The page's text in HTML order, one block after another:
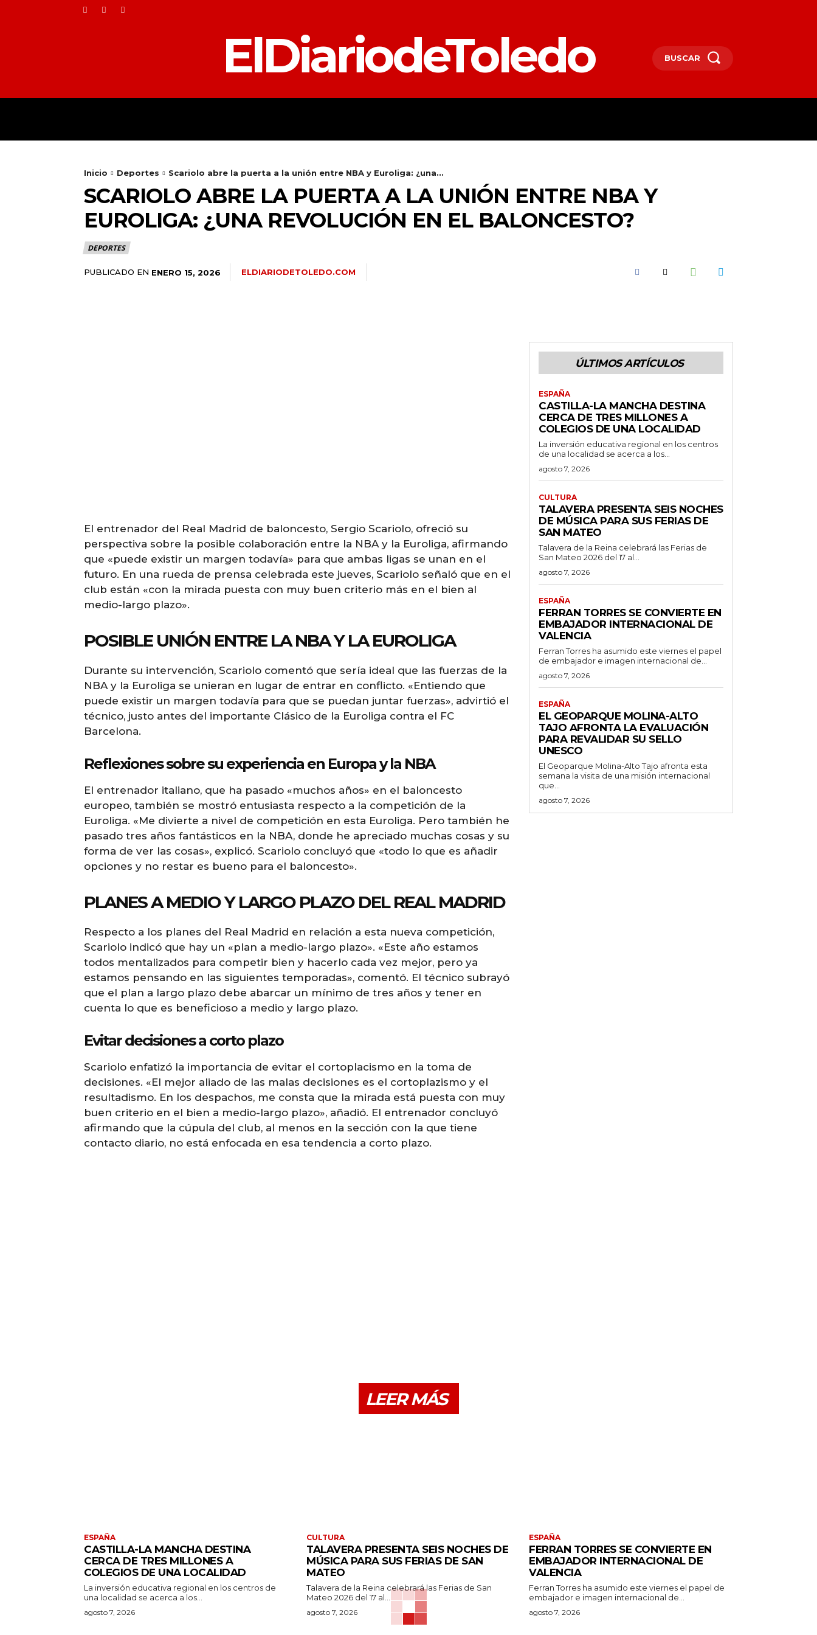
ElDiariodeToledo BUSCAR
Inicio Deportes Scariolo abre la puerta a la unión entre NBA y Euroliga: ¿una...
SCARIOLO ABRE LA PUERTA A LA UNIÓN ENTRE NBA Y
EUROLIGA: ¿UNA REVOLUCIÓN EN EL BALONCESTO?
DEPORTES
PUBLICADO EN ENERO 15, 2026 ELDIARIODETOLEDO.COM
El entrenador del Real Madrid de baloncesto, Sergio Scariolo, ofreció su
perspectiva sobre la posible colaboración entre la NBA y la Euroliga, afirmando
que «puede existir un margen todavía» para que ambas ligas se unan en el
futuro. En una rueda de prensa celebrada este jueves, Scariolo señaló que en el
club están «con la mirada puesta con muy buen criterio más en el bien al
medio-largo plazo».
POSIBLE UNIÓN ENTRE LA NBA Y LA EUROLIGA
Durante su intervención, Scariolo comentó que sería ideal que las fuerzas de la
NBA y la Euroliga se unieran en lugar de entrar en conflicto. «Entiendo que
puede existir un margen todavía para que se puedan juntar fuerzas», advirtió el
técnico, justo antes del importante Clásico de la Euroliga contra el FC
Barcelona.
Reflexiones sobre su experiencia en Europa y la NBA
El entrenador italiano, que ha pasado «muchos años» en el baloncesto
europeo, también se mostró entusiasta respecto a la competición de la
Euroliga. «Me divierte a nivel de competición en esta Euroliga. Pero también he
pasado tres años fantásticos en la NBA, donde he apreciado muchas cosas y su
forma de ver las cosas», explicó. Scariolo concluyó que «todo lo que es añadir
opciones y no restar es bueno para el baloncesto».
PLANES A MEDIO Y LARGO PLAZO DEL REAL MADRID
Respecto a los planes del Real Madrid en relación a esta nueva competición,
Scariolo indicó que hay un «plan a medio-largo plazo». «Este año estamos
todos mentalizados para competir bien y hacerlo cada vez mejor, pero ya
estamos pensando en las siguientes temporadas», comentó. El técnico subrayó
que el plan a largo plazo debe abarcar un mínimo de tres años y tener en
cuenta lo que es beneficioso a medio y largo plazo.
Evitar decisiones a corto plazo
Scariolo enfatizó la importancia de evitar el cortoplacismo en la toma de
decisiones. «El mejor aliado de las malas decisiones es el cortoplazismo y el
resultadismo. En los despachos, me consta que la mirada está puesta con muy
buen criterio en el bien a medio-largo plazo», añadió. El entrenador concluyó
afirmando que la cúpula del club, al menos en la sección con la que tiene
contacto diario, no está enfocada en esa tendencia a corto plazo.
ÚLTIMOS ARTÍCULOS
ESPAÑA
CASTILLA-LA MANCHA DESTINA
CERCA DE TRES MILLONES A
COLEGIOS DE UNA LOCALIDAD
La inversión educativa regional en los centros
de una localidad se acerca a los...
agosto 7, 2026
CULTURA
TALAVERA PRESENTA SEIS NOCHES
DE MÚSICA PARA SUS FERIAS DE
SAN MATEO
Talavera de la Reina celebrará las Ferias de
San Mateo 2026 del 17 al...
agosto 7, 2026
ESPAÑA
FERRAN TORRES SE CONVIERTE EN
EMBAJADOR INTERNACIONAL DE
VALENCIA
Ferran Torres ha asumido este viernes el papel
de embajador e imagen internacional de...
agosto 7, 2026
ESPAÑA
EL GEOPARQUE MOLINA-ALTO
TAJO AFRONTA LA EVALUACIÓN
PARA REVALIDAR SU SELLO
UNESCO
El Geoparque Molina-Alto Tajo afronta esta
semana la visita de una misión internacional
que...
agosto 7, 2026
LEER MÁS
ESPAÑA
CASTILLA-LA MANCHA DESTINA
CERCA DE TRES MILLONES A
COLEGIOS DE UNA LOCALIDAD
La inversión educativa regional en los centros de
una localidad se acerca a los...
agosto 7, 2026
CULTURA
TALAVERA PRESENTA SEIS NOCHES DE
MÚSICA PARA SUS FERIAS DE SAN
MATEO
Talavera de la Reina celebrará las Ferias de San
Mateo 2026 del 17 al...
agosto 7, 2026
ESPAÑA
FERRAN TORRES SE CONVIERTE EN
EMBAJADOR INTERNACIONAL DE
VALENCIA
Ferran Torres ha asumido este viernes el papel de
embajador e imagen internacional de...
agosto 7, 2026